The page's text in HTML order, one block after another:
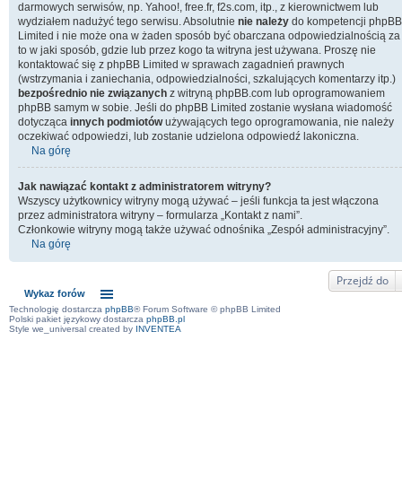
darmowych serwisów, np. Yahoo!, free.fr, f2s.com, itp., z kierownictwem lub
wydziałem nadużyć tego serwisu. Absolutnie nie należy do kompetencji phpBB
Limited i nie może ona w żaden sposób być obarczana odpowiedzialnością za
to w jaki sposób, gdzie lub przez kogo ta witryna jest używana. Proszę nie
kontaktować się z phpBB Limited w sprawach zagadnień prawnych
(wstrzymania i zaniechania, odpowiedzialności, szkalujących komentarzy itp.)
bezpośrednio nie związanych z witryną phpBB.com lub oprogramowaniem
phpBB samym w sobie. Jeśli do phpBB Limited zostanie wysłana wiadomość
dotycząca innych podmiotówużywających tego oprogramowania, nie należy
oczekiwać odpowiedzi, lub zostanie udzielona odpowiedź lakoniczna.
Na górę
Jak nawiązać kontakt z administratorem witryny?
Wszyscy użytkownicy witryny mogą używać – jeśli funkcja ta jest włączona
przez administratora witryny – formularza „Kontakt z nami”.
Członkowie witryny mogą także używać odnośnika „Zespół administracyjny”.
Na górę
Przejdź do
Wykaz forów
Technologię dostarcza phpBB® Forum Software © phpBB Limited
Polski pakiet językowy dostarcza phpBB.pl
Style we_universal created by INVENTEA